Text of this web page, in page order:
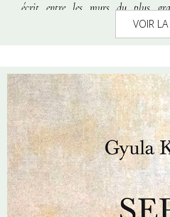
écrit entre les murs du plus
Transylvanie, déclaré comme
Budapest, en raison de la terreur
VOIR